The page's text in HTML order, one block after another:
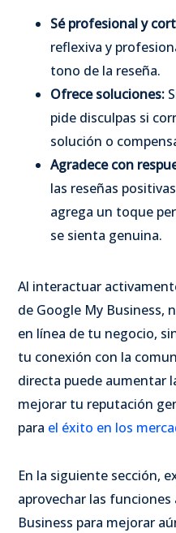
Sé profesional y
reflexiva y
tono de la reseña.
Ofrece soluciones:
pide disculpas si
solución o
Agradece con
las reseñas
agrega un toque
se sienta genuina.
Al interactuar
de Google My Business,
en línea de tu negocio,
tu conexión con la
directa puede aumentar
mejorar tu reputación
para el éxito en los
En la siguiente sección,
aprovechar las
Business para mejorar